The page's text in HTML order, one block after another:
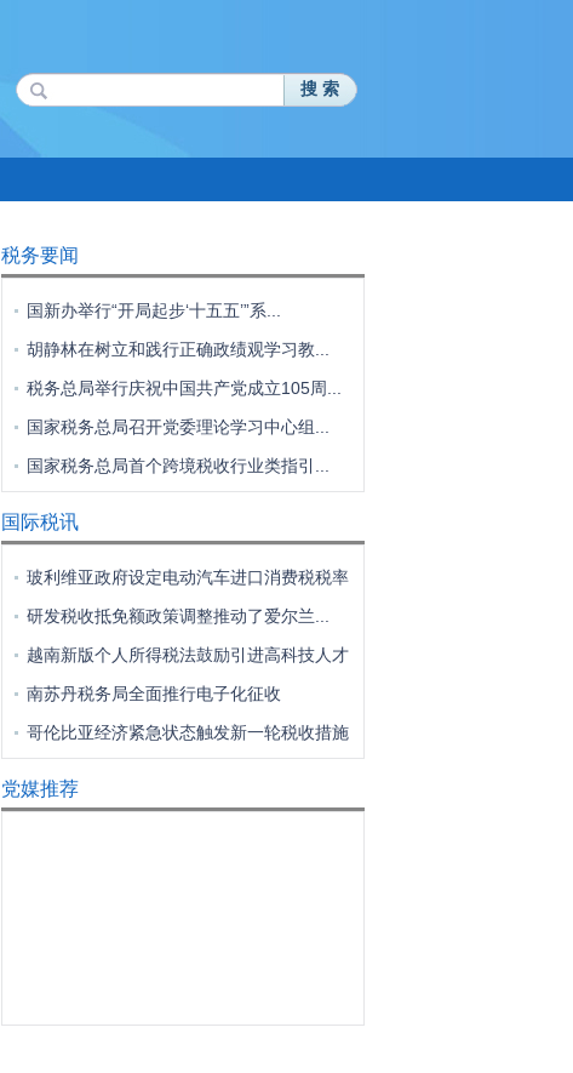
搜 索
税务要闻
国新办举行“开局起步‘十五五’”系...
胡静林在树立和践行正确政绩观学习教...
税务总局举行庆祝中国共产党成立105周...
国家税务总局召开党委理论学习中心组...
国家税务总局首个跨境税收行业类指引...
国际税讯
玻利维亚政府设定电动汽车进口消费税税率
研发税收抵免额政策调整推动了爱尔兰...
越南新版个人所得税法鼓励引进高科技人才
南苏丹税务局全面推行电子化征收
哥伦比亚经济紧急状态触发新一轮税收措施
党媒推荐